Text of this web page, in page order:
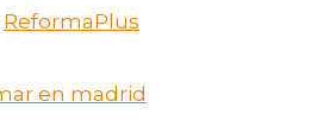
ReformaPlus